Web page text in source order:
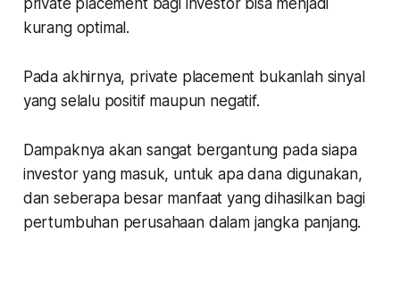
private placement bagi investor bisa menjadi
kurang optimal.
Pada akhirnya, private placement bukanlah sinyal
yang selalu positif maupun negatif.
Dampaknya akan sangat bergantung pada siapa
investor yang masuk, untuk apa dana digunakan,
dan seberapa besar manfaat yang dihasilkan bagi
pertumbuhan perusahaan dalam jangka panjang.